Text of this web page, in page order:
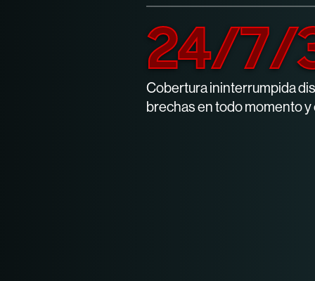
24/7/
Cobertura ininterrumpida
brechas en todo momento y